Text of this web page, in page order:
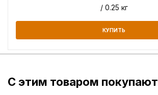
/ 0.25 кг
КУПИТЬ
С этим товаром покупают